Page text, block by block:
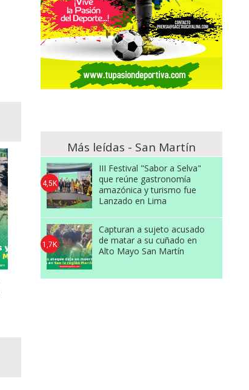
Más leídas - San Martín
III Festival "Sabor a Selva"
que reúne gastronomía
amazónica y turismo fue
Lanzado en Lima
4,5K
Capturan a sujeto acusado
de matar a su cuñado en
Alto Mayo San Martín
1,7K